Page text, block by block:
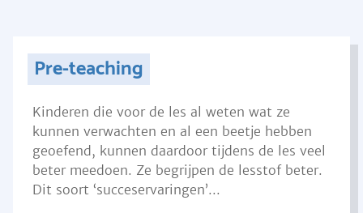
Pre-teaching
Kinderen die voor de les al weten wat ze
kunnen verwachten en al een beetje hebben
geoefend, kunnen daardoor tijdens de les veel
beter meedoen. Ze begrijpen de lesstof beter.
Dit soort ‘succeservaringen’...